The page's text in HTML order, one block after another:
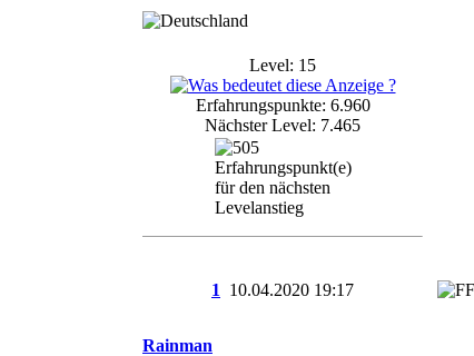
Level: 15
Erfahrungspunkte: 6.960
Nächster Level: 7.465
1 10.04.2020 19:17
Rainman